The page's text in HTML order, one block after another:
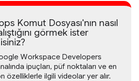
Komut Dosyası'nın nasıl
görmek ister
Workspace Developers
ipuçları, püf noktaları ve en
özelliklerle ilgili videolar yer alır.